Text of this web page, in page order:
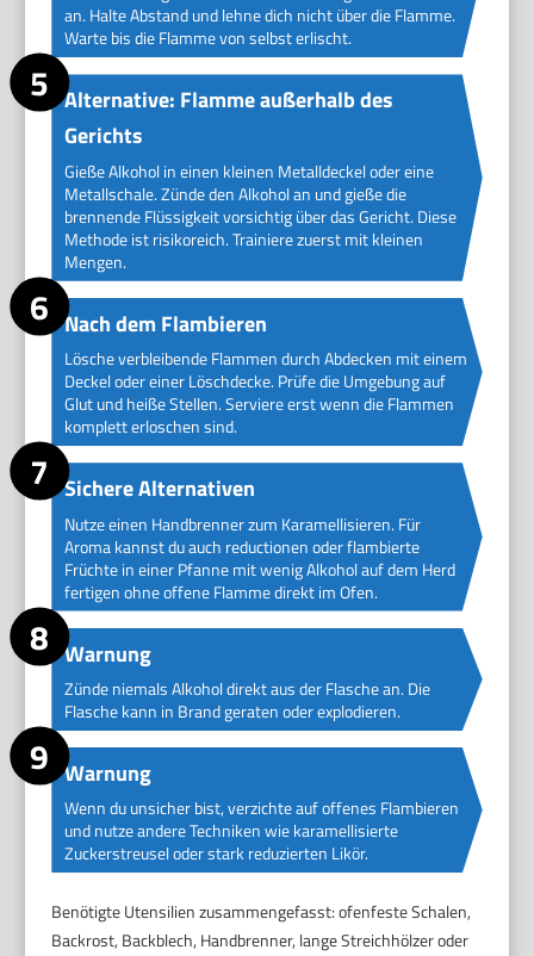
an. Halte Abstand und lehne dich nicht über die Flamme.
Warte bis die Flamme von selbst erlischt.
Alternative: Flamme außerhalb des
Gerichts
Gieße Alkohol in einen kleinen Metalldeckel oder eine
Metallschale. Zünde den Alkohol an und gieße die
brennende Flüssigkeit vorsichtig über das Gericht. Diese
Methode ist risikoreich. Trainiere zuerst mit kleinen
Mengen.
Nach dem Flambieren
Lösche verbleibende Flammen durch Abdecken mit einem
Deckel oder einer Löschdecke. Prüfe die Umgebung auf
Glut und heiße Stellen. Serviere erst wenn die Flammen
komplett erloschen sind.
Sichere Alternativen
Nutze einen Handbrenner zum Karamellisieren. Für
Aroma kannst du auch reductionen oder flambierte
Früchte in einer Pfanne mit wenig Alkohol auf dem Herd
fertigen ohne offene Flamme direkt im Ofen.
Warnung
Zünde niemals Alkohol direkt aus der Flasche an. Die
Flasche kann in Brand geraten oder explodieren.
Warnung
Wenn du unsicher bist, verzichte auf offenes Flambieren
und nutze andere Techniken wie karamellisierte
Zuckerstreusel oder stark reduzierten Likör.
Benötigte Utensilien zusammengefasst: ofenfeste Schalen,
Backrost, Backblech, Handbrenner, lange Streichhölzer oder